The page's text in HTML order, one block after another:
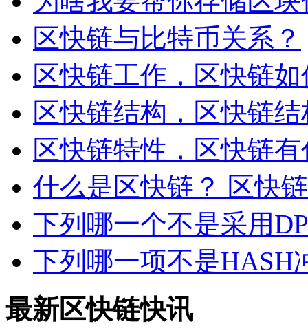
区快链与比特币关系？
区快链工作，区快链
区快链结构，区快链
区快链特性，区快链
什么是区快链？ 区快
下列哪一个不是采用
下列哪一项不是HASH
最新区快链快讯